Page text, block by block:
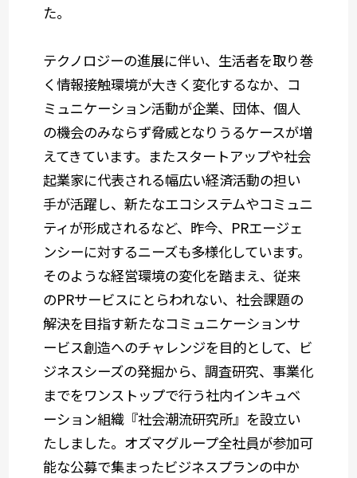
た。
テクノロジーの進展に伴い、生活者を取り巻
く情報接触環境が大きく変化するなか、コ
ミュニケーション活動が企業、団体、個人
の機会のみならず脅威となりうるケースが増
えてきています。またスタートアップや社会
起業家に代表される幅広い経済活動の担い
手が活躍し、新たなエコシステムやコミュニ
ティが形成されるなど、昨今、PRエージェ
ンシーに対するニーズも多様化しています。
そのような経営環境の変化を踏まえ、従来
のPRサービスにとらわれない、社会課題の
解決を目指す新たなコミュニケーションサ
ービス創造へのチャレンジを目的として、ビ
ジネスシーズの発掘から、調査研究、事業化
までをワンストップで行う社内インキュベ
ーション組織『社会潮流研究所』を設立い
たしました。オズマグループ全社員が参加可
能な公募で集まったビジネスプランの中か